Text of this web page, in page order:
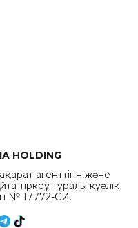
HOLDING
агенттігін және
тіркеу туралы куәлік
№ 17772-СИ.